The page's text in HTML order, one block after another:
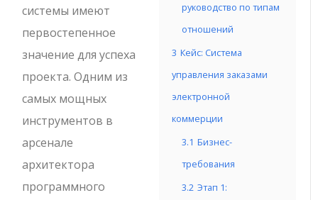
руководство по типам
отношений
3 Кейс: Система
управления заказами
электронной
коммерции
3.1 Бизнес-
требования
3.2 Этап 1:
системы имеют
первостепенное
значение для успеха
проекта. Одним из
самых мощных
инструментов в
арсенале
архитектора
программного